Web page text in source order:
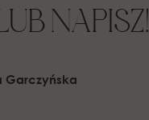
NAPISZ!
Garczyńska